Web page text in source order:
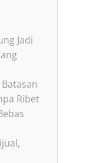
Jadi
Ribet